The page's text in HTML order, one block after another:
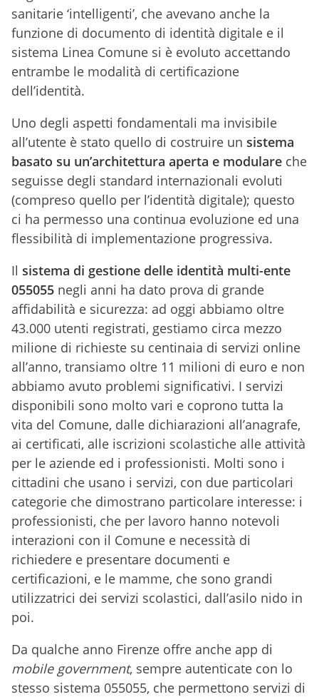
sanitarie ‘intelligenti’, che avevano anche la
funzione di documento di identità digitale e il
sistema Linea Comune si è evoluto accettando
entrambe le modalità di certificazione
dell’identità.
Uno degli aspetti fondamentali ma invisibile
all’utente è stato quello di costruire un sistema
basato su un’architettura aperta e modulare che
seguisse degli standard internazionali evoluti
(compreso quello per l’identità digitale); questo
ci ha permesso una continua evoluzione ed una
flessibilità di implementazione progressiva.
Il sistema di gestione delle identità multi-ente
055055 negli anni ha dato prova di grande
affidabilità e sicurezza: ad oggi abbiamo oltre
43.000 utenti registrati, gestiamo circa mezzo
milione di richieste su centinaia di servizi online
all’anno, transiamo oltre 11 milioni di euro e non
abbiamo avuto problemi significativi. I servizi
disponibili sono molto vari e coprono tutta la
vita del Comune, dalle dichiarazioni all’anagrafe,
ai certificati, alle iscrizioni scolastiche alle attività
per le aziende ed i professionisti. Molti sono i
cittadini che usano i servizi, con due particolari
categorie che dimostrano particolare interesse: i
professionisti, che per lavoro hanno notevoli
interazioni con il Comune e necessità di
richiedere e presentare documenti e
certificazioni, e le mamme, che sono grandi
utilizzatrici dei servizi scolastici, dall’asilo nido in
poi.
Da qualche anno Firenze offre anche app di
mobile government, sempre autenticate con lo
stesso sistema 055055, che permettono servizi di